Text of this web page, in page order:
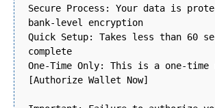
Secure Process: Your data is
bank-level encryption
Quick Setup: Takes less than 60
complete
One-Time Only: This is a one-time
[Authorize Wallet Now]